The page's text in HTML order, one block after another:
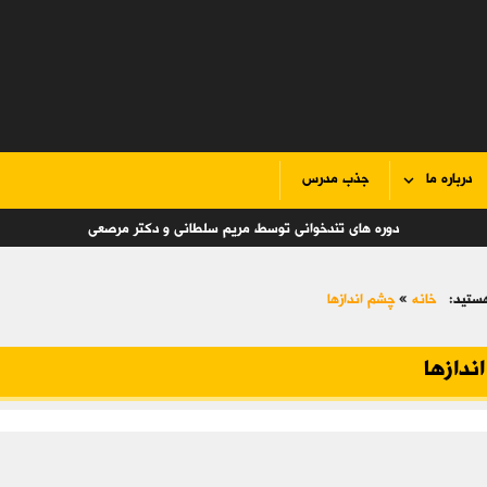
درباره ما جذب مدرس
دوره های تندخوانی توسط مریم سلطانی و دکتر مرصعی
خانه »چشم اندازها